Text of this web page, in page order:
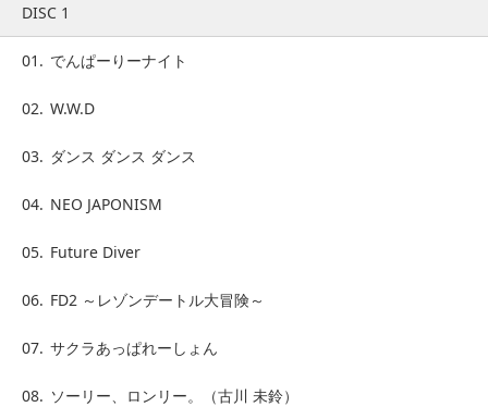
DISC 1
01. でんぱーりーナイト
02. W.W.D
03. ダンス ダンス ダンス
04. NEO JAPONISM
05. Future Diver
06. FD2 ～レゾンデートル大冒険～
07. サクラあっぱれーしょん
08. ソーリー、ロンリー。（古川 未鈴）